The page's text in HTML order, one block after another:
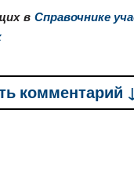
в Справочнике
комментарий